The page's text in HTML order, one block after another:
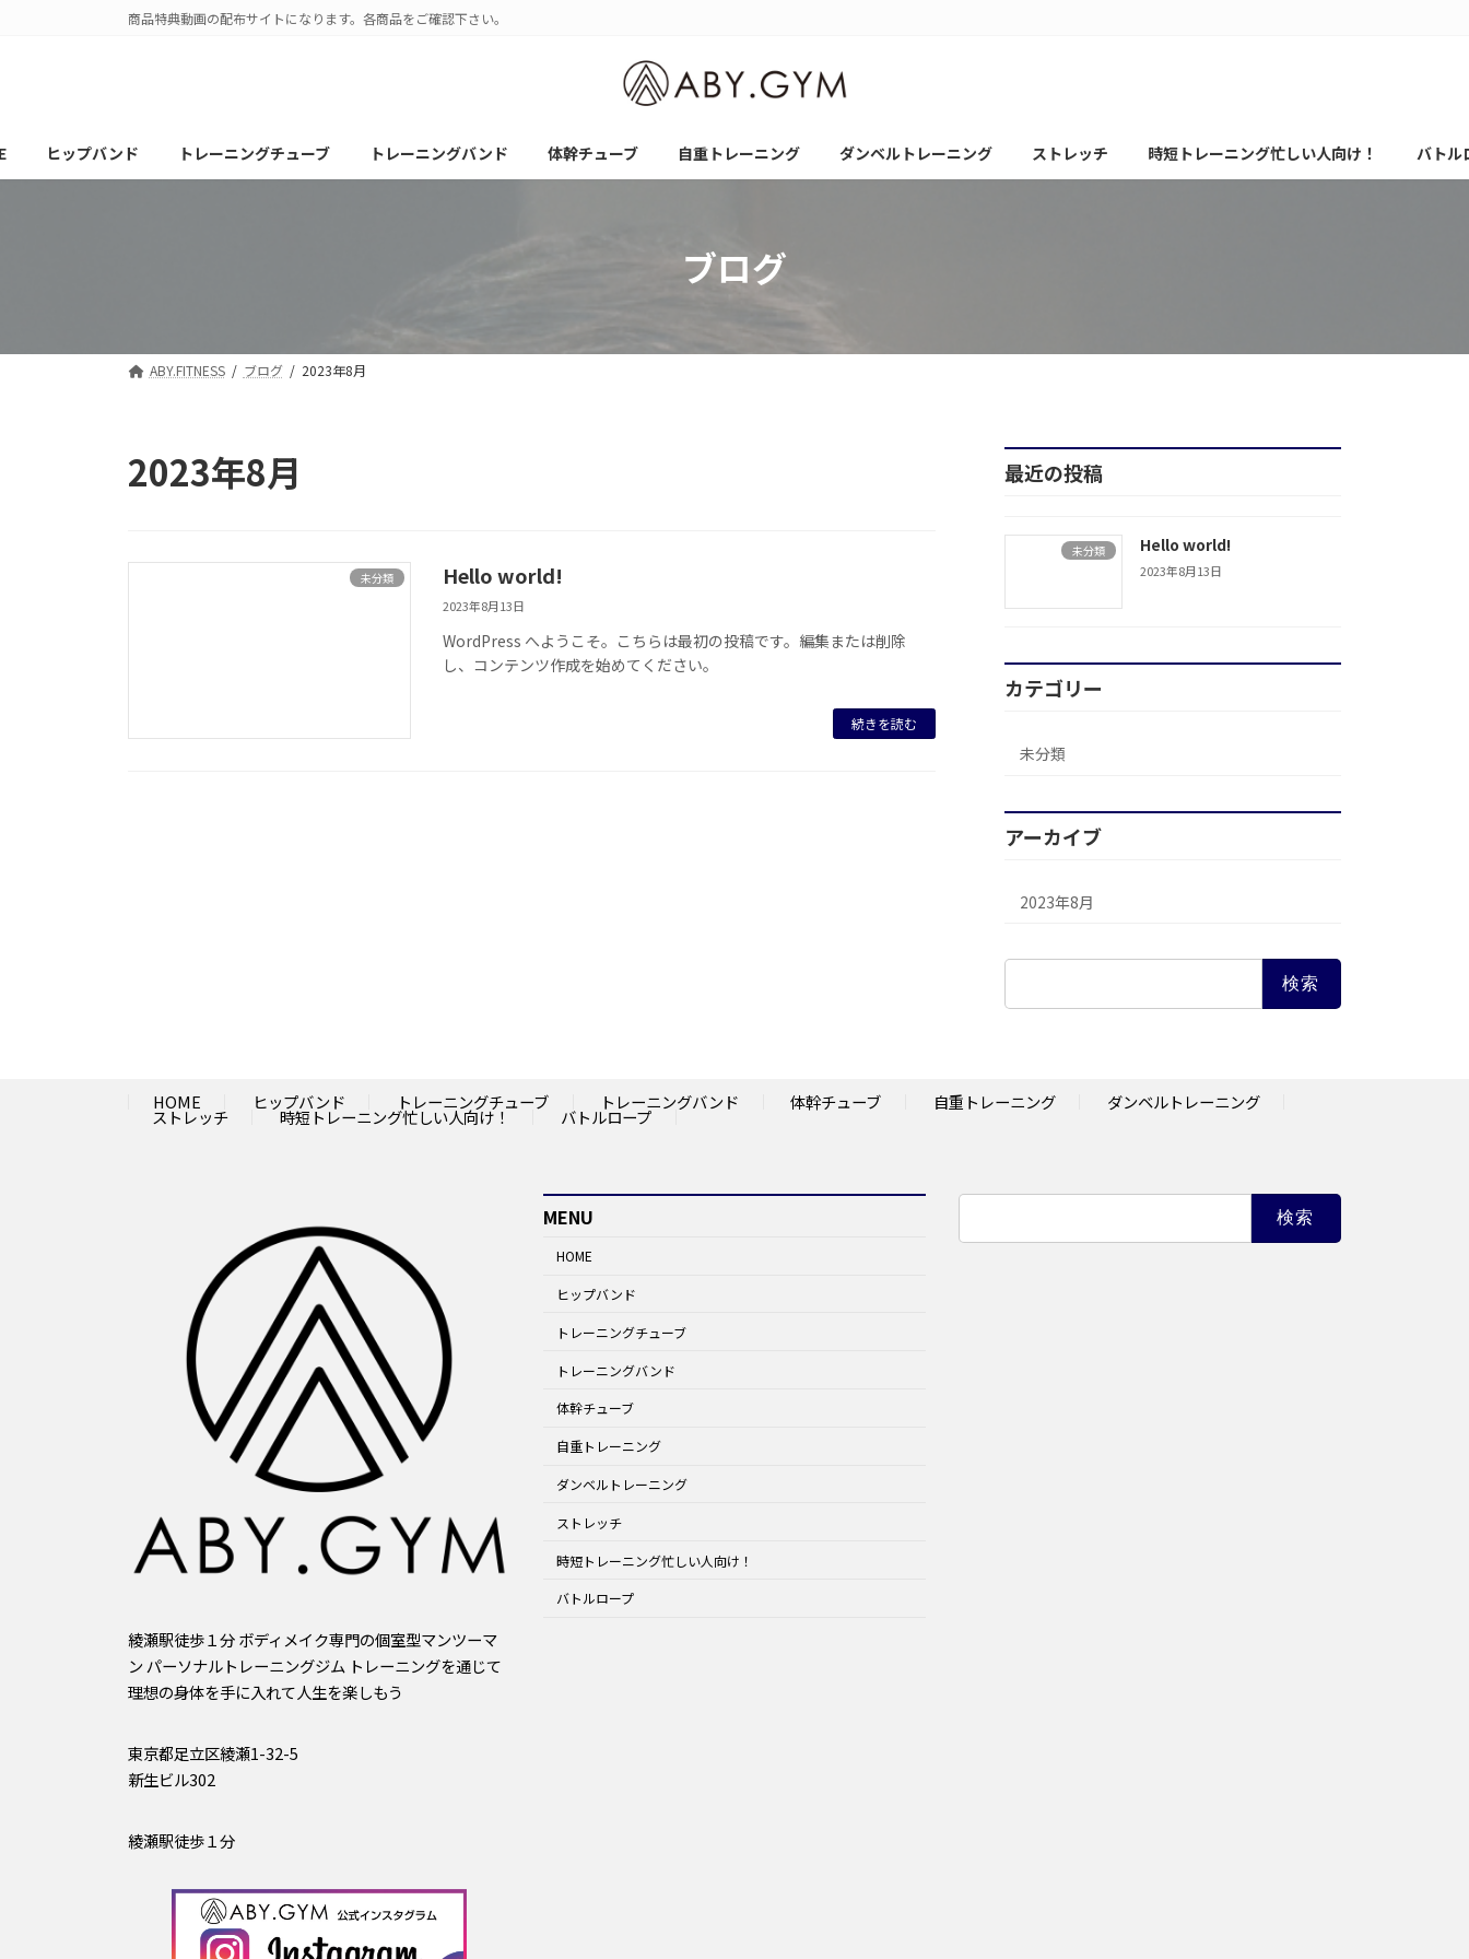
へ
ョ
商品特典動画の配布サイトになります。各商品をご確認下さい。
ヒップバンド トレーニングチューブ トレーニングバンド 体幹チューブ 自重トレーニング ダンベルトレーニング ストレッチ 時短トレーニング忙しい人向け！ バトル
ブログ
ABY.FITNESS ブログ 2023年8月
2023年8月
未分類 Hello world!
2023年8月13日
WordPress へようこそ。こちらは最初の投稿です。編集または削除
し、コンテンツ作成を始めてください。
続きを読む
最近の投稿
未分類 Hello world!
2023年8月13日
カテゴリー
未分類
アーカイブ
2023年8月
検
HOME ヒップバンド トレーニングチューブ トレーニングバンド 体幹チューブ 自重トレーニング ダンベルトレーニング
ストレッチ 時短トレーニング忙しい人向け！ バトルロープ
綾瀬駅徒歩１分 ボディメイク専門の個室型マンツーマ
ン パーソナルトレーニングジム トレーニングを通じて
理想の身体を手に入れて人生を楽しもう
東京都足立区綾瀬1-32-5
新生ビル302
綾瀬駅徒歩１分
MENU
HOME
ヒップバンド
トレーニングチューブ
トレーニングバンド
体幹チューブ
自重トレーニング
ダンベルトレーニング
ストレッチ
時短トレーニング忙しい人向け！
バトルロープ
検